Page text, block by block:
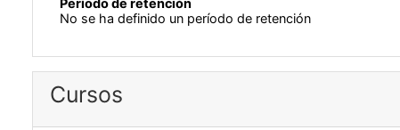
Período de retención
No se ha definido un período de retención
Cursos